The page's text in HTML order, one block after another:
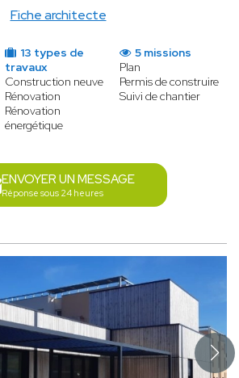
Fiche architecte
13 types de
travaux
Construction neuve
Rénovation
Rénovation
énergétique
5 missions
Plan
Permis de construire
Suivi de chantier
ENVOYER UN MESSAGE
Réponse sous 24 heures